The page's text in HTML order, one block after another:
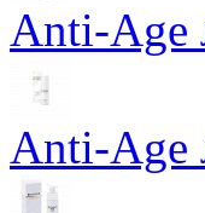
Anti-Age
Anti-Age